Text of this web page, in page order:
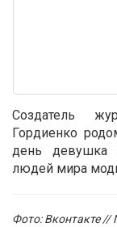
Создатель
Гордиенко
день девушка
людей мира
Фото: Вконтакте //